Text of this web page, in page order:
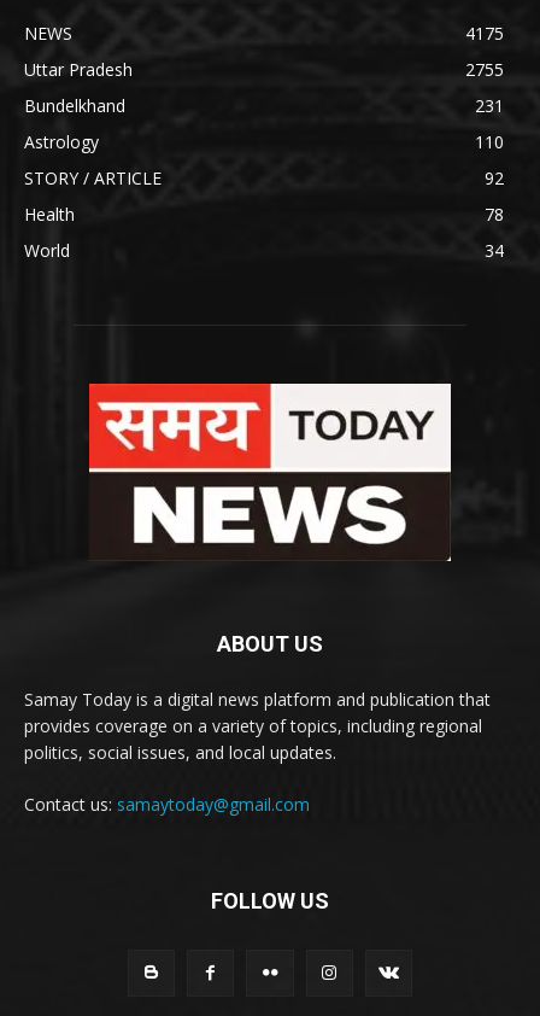
NEWS
4175
Uttar Pradesh
2755
Bundelkhand
231
Astrology
110
STORY / ARTICLE
92
Health
78
World
34
ABOUT US
Samay Today is a digital news platform and publication that
provides coverage on a variety of topics, including regional
politics, social issues, and local updates.
Contact us: samaytoday@gmail.com
FOLLOW US